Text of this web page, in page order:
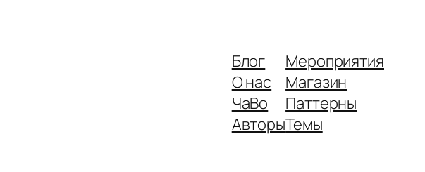
Блог
О нас
ЧаВо
Авторы
Мероприятия
Магазин
Паттерны
Темы